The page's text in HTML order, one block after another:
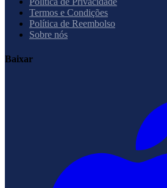
Termos e Condições
Política de Reembolso
Sobre nós
Baixar